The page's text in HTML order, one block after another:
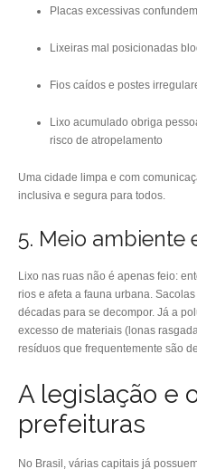
Placas excessivas
Lixeiras mal posicionadas
Fios caídos e postes
Lixo acumulado obriga
risco de atropelamento
Uma cidade limpa e com
inclusiva e segura para todos.
5. Meio ambiente
Lixo nas ruas não é apenas feio:
rios e afeta a fauna urbana.
décadas para se decompor. Já a
excesso de materiais (lonas
resíduos que frequentemente são
A legislação e
prefeituras
No Brasil, várias capitais já